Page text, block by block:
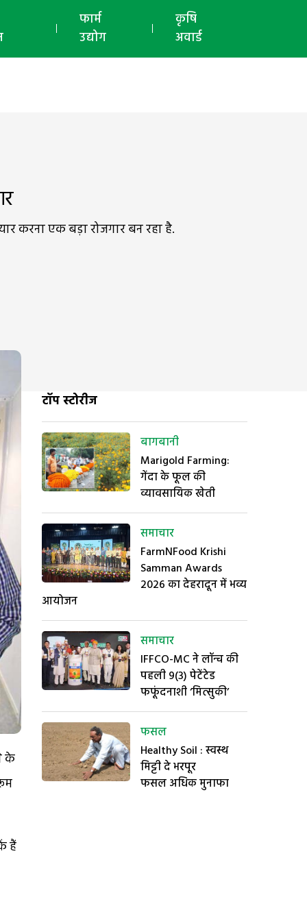
फार्म
उद्योग
कृषि
अवार्ड
करना एक बड़ा रोजगार बन रहा है.
के
हैं
टॉप स्टोरीज
बागबानी
Marigold Farming:
गेंदा के फूल की
व्यावसायिक खेती
समाचार
FarmNFood Krishi
Samman Awards
2026 का देहरादून में भव्य
आयोजन
समाचार
IFFCO-MC ने लॉन्च की
पहली 9(3) पेटेंटेड
फफूंदनाशी ‘मित्सुकी’
फसल
Healthy Soil : स्वस्थ
मिट्टी दे भरपूर
फसल अधिक मुनाफा